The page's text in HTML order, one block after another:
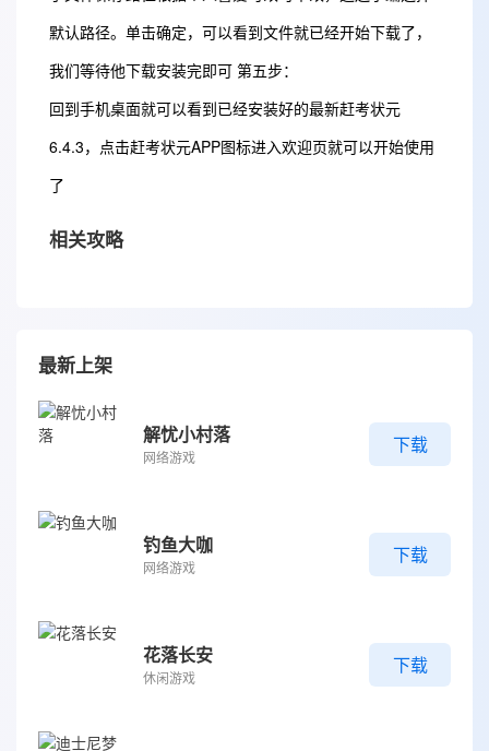
默认路径。单击确定，可以看到文件就已经开始下载了，
我们等待他下载安装完即可 第五步：
回到手机桌面就可以看到已经安装好的最新赶考状元
6.4.3，点击赶考状元APP图标进入欢迎页就可以开始使用
了
相关攻略
最新上架
解忧小村落
网络游戏
下载
钓鱼大咖
网络游戏
下载
花落长安
休闲游戏
下载